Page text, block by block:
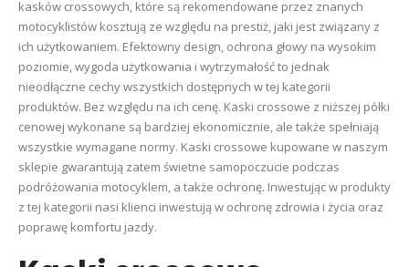
kasków crossowych, które są rekomendowane przez znanych
motocyklistów kosztują ze względu na prestiż, jaki jest związany z
ich użytkowaniem. Efektowny design, ochrona głowy na wysokim
poziomie, wygoda użytkowania i wytrzymałość to jednak
nieodłączne cechy wszystkich dostępnych w tej kategorii
produktów. Bez względu na ich cenę. Kaski crossowe z niższej półki
cenowej wykonane są bardziej ekonomicznie, ale także spełniają
wszystkie wymagane normy. Kaski crossowe kupowane w naszym
sklepie gwarantują zatem świetne samopoczucie podczas
podróżowania motocyklem, a także ochronę. Inwestując w produkty
z tej kategorii nasi klienci inwestują w ochronę zdrowia i życia oraz
poprawę komfortu jazdy.